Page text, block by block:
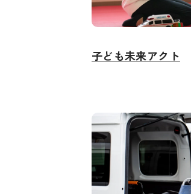
子ども未来アクト